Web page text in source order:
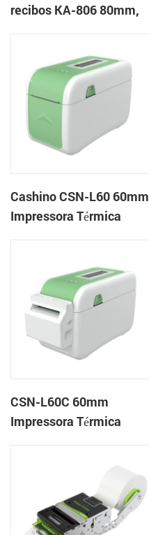
recibos KA-806 80mm,
Cashino CSN-L60 60mm
Impressora Térmica
CSN-L60C 60mm
Impressora Térmica